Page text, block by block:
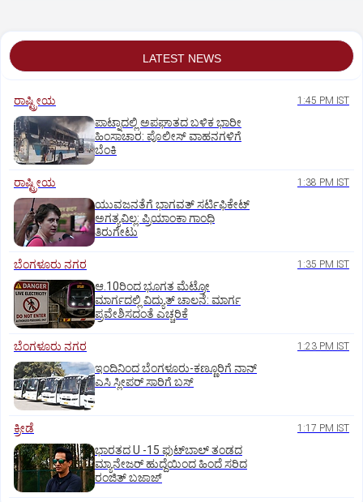
LATEST NEWS
ರಾಷ್ಟ್ರೀಯ 1:45 PM IST
ಪಾಟ್ನಾದಲ್ಲಿ ಅಪಘಾತದ ಬಳಿಕ ಭಾರೀ
ಹಿಂಸಾಚಾರ: ಪೊಲೀಸ್‌ ವಾಹನಗಳಿಗೆ
ಬೆಂಕಿ
ರಾಷ್ಟ್ರೀಯ 1:38 PM IST
ಯುವಜನತೆಗೆ ಭಾಗವತ್ ಸರ್ಟಿಫಿಕೇಟ್
ಅಗತ್ಯವಿಲ್ಲ: ಪ್ರಿಯಾಂಕಾ ಗಾಂಧಿ
ತಿರುಗೇಟು
ಬೆಂಗಳೂರು ನಗರ 1:35 PM IST
ಆ.10ರಿಂದ ಭೂಗತ ಮೆಟ್ರೋ
ಮಾರ್ಗದಲ್ಲಿ ವಿದ್ಯುತ್‌ ಚಾಲನೆ: ಮಾರ್ಗ
ಪ್ರವೇಶಿಸದಂತೆ ಎಚ್ಚರಿಕೆ
ಬೆಂಗಳೂರು ನಗರ 1:23 PM IST
ಇಂದಿನಿಂದ ಬೆಂಗಳೂರು-ಕಣ್ಣೂರಿಗೆ ನಾನ್‌
ಎಸಿ ಸ್ಲೀಪರ್‌ ಸಾರಿಗೆ ಬಸ್‌
ಕ್ರೀಡೆ 1:17 PM IST
ಭಾರತದ U -15 ಫುಟ್‌ಬಾಲ್ ತಂಡದ
ಮ್ಯಾನೇಜರ್‌ ಹುದ್ದೆಯಿಂದ ಹಿಂದೆ ಸರಿದ
ರಂಜಿತ್‌ ಬಜಾಜ್‌